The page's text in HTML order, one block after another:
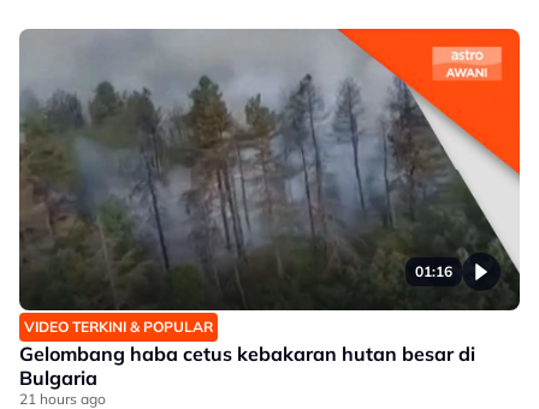
01:16
VIDEO TERKINI & POPULAR
Gelombang haba cetus kebakaran hutan besar di
Bulgaria
21 hours ago